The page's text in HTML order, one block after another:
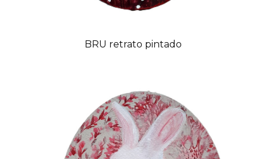
BRU retrato pintado